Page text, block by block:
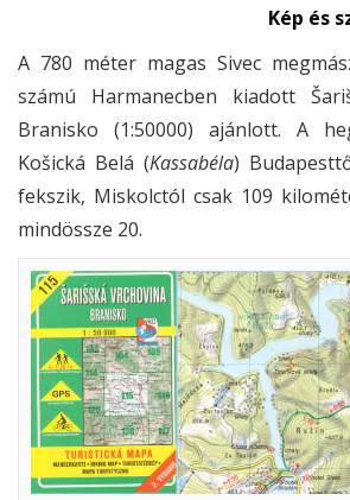
Kép és
A 780 méter magas Sivec
számú Harmanecben kiadott
Branisko (1:50000) ajánlott. A
Košická Belá (Kassabéla)
fekszik, Miskolctól csak 109
mindössze 20.